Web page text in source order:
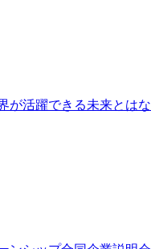
が活躍できる未来とはな